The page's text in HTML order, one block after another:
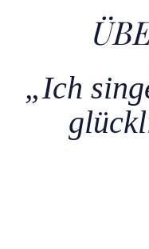
„Ich